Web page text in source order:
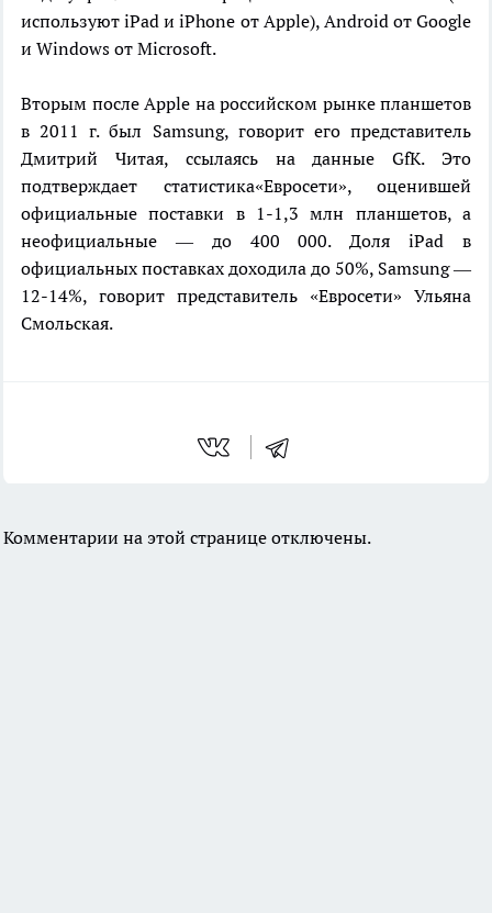
используют iPad и iPhone от Apple), Android от Google
и Windows от Microsoft.
Вторым после Apple на российском рынке планшетов
в 2011 г. был Samsung, говорит его представитель
Дмитрий Читая, ссылаясь на данные GfK. Это
подтверждает статистика«Евросети», оценившей
официальные поставки в 1-1,3 млн планшетов, а
неофициальные — до 400 000. Доля iPad в
официальных поставках доходила до 50%, Samsung —
12-14%, говорит представитель «Евросети» Ульяна
Смольская.
Комментарии на этой странице отключены.